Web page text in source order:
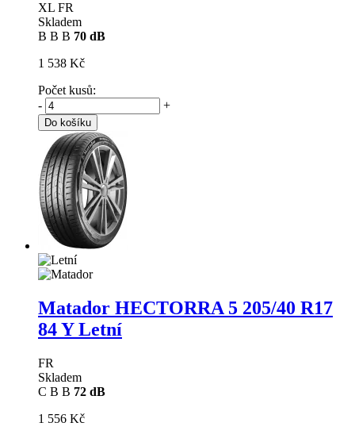
XL FR
Skladem
B B B 70 dB
1 538 Kč
Počet kusů:
-
+
Do košíku
Matador HECTORRA 5 205/40 R17
84 Y Letní
FR
Skladem
C B B 72 dB
1 556 Kč